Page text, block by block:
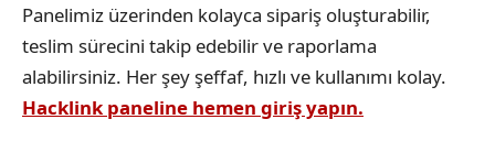
Panelimiz üzerinden kolayca sipariş oluşturabilir,
teslim sürecini takip edebilir ve raporlama
alabilirsiniz. Her şey şeffaf, hızlı ve kullanımı kolay.
Hacklink paneline hemen giriş yapın.